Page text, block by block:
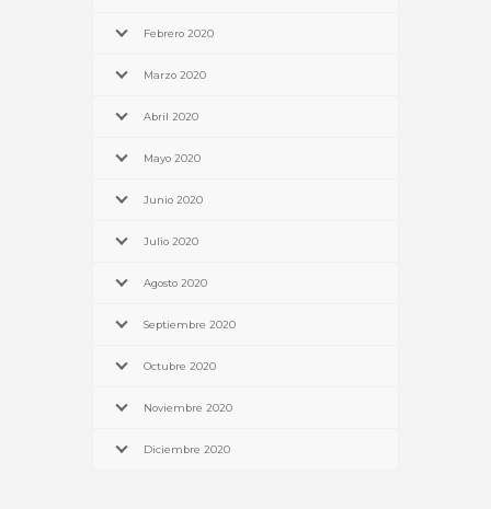
Febrero 2020
Marzo 2020
Abril 2020
Mayo 2020
Junio 2020
Julio 2020
Agosto 2020
Septiembre 2020
Octubre 2020
Noviembre 2020
Diciembre 2020